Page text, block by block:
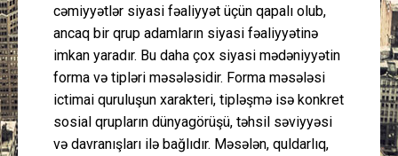
cəmiyyətlər siyasi fəaliyyət üçün qapalı olub,
ancaq bir qrup adamların siyasi fəaliyyətinə
imkan yaradır. Bu daha çox siyasi mədəniyyətin
forma və tipləri məsələsidir. Forma məsələsi
ictimai quruluşun xarakteri, tipləşmə isə konkret
sosial qrupların dünyagörüşü, təhsil səviyyəsi
və davranışları ilə bağlıdır. Məsələn, quldarlıq,